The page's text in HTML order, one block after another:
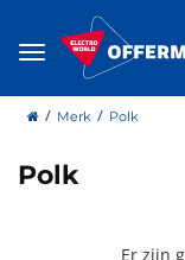
Menu
homeMerk Polk
Polk
Er zijn